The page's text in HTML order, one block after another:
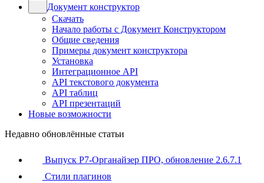
Документ конструктор
Скачать
Начало работы с Документ Конструктором
Общие сведения
Примеры документ конструктора
Установка
Интеграционное API
API текстового документа
API таблиц
API презентаций
Новые возможности
Недавно обновлённые статьи
Выпуск Р7-Органайзер ПРО, обновление 2.6.7.1
Стили плагинов